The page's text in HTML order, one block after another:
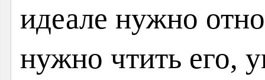
идеале нужно
нужно чтить его,